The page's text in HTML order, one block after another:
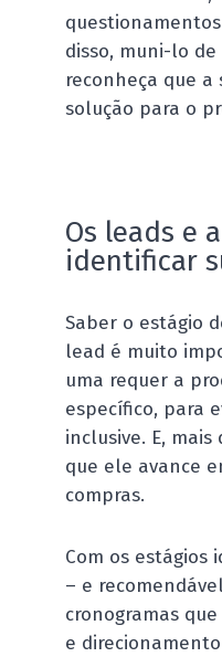
disso, muni-lo
reconheça que
solução para o
Os leads e
identificar
Saber o estágio
lead é muito
uma requer a
específico, para
inclusive. E,
que ele avance
compras.
Com os estágios
– e
cronogramas
e